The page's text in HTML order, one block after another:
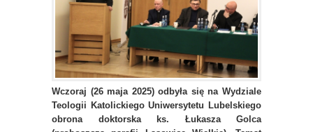
Wczoraj (26 maja 2025) odbyła się na Wydziale
Teologii Katolickiego Uniwersytetu Lubelskiego
obrona doktorska ks. Łukasza Golca